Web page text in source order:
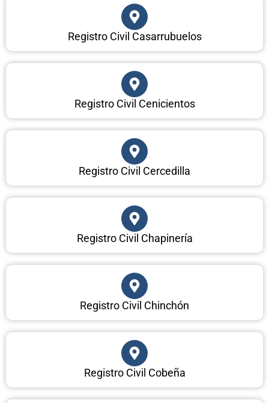
Registro Civil Casarrubuelos
Registro Civil Cenicientos
Registro Civil Cercedilla
Registro Civil Chapinería
Registro Civil Chinchón
Registro Civil Cobeña